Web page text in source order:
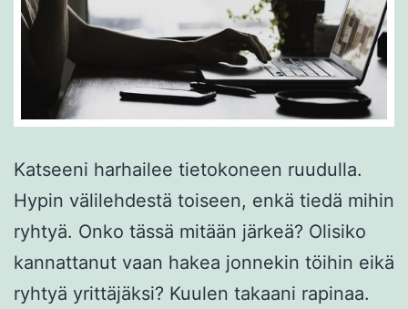
Katseeni harhailee tietokoneen ruudulla.
Hypin välilehdestä toiseen, enkä tiedä mihin
ryhtyä. Onko tässä mitään järkeä? Olisiko
kannattanut vaan hakea jonnekin töihin eikä
ryhtyä yrittäjäksi? Kuulen takaani rapinaa.